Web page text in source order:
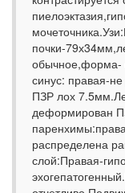
почки-
обычное,форма-
синус: правая-
ПЗР лох
деформирован
распределена
слой:Правая-